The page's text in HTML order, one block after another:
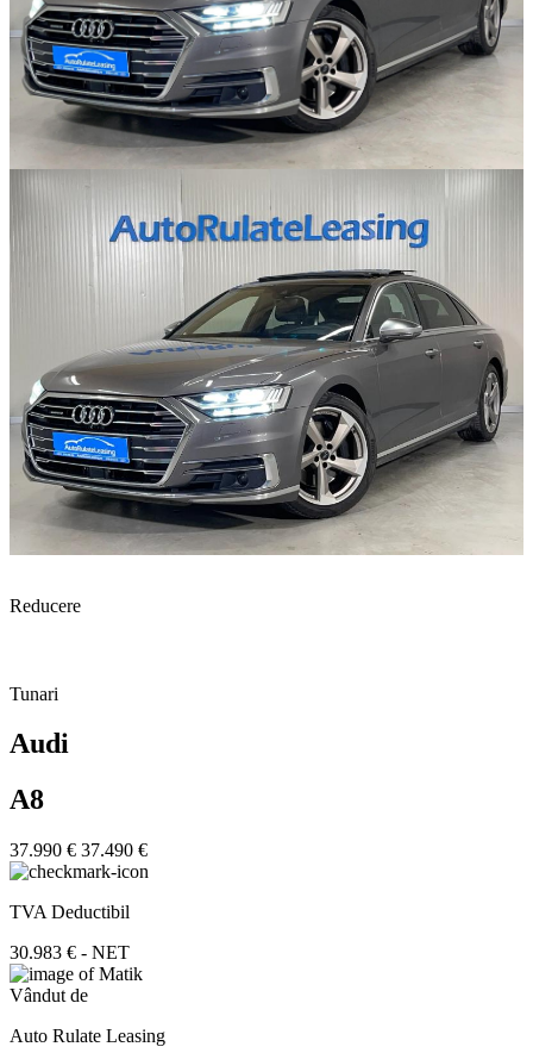
Reducere
Tunari
Audi
A8
37.990 € 37.490 €
TVA Deductibil
30.983 € - NET
Vândut de
Auto Rulate Leasing